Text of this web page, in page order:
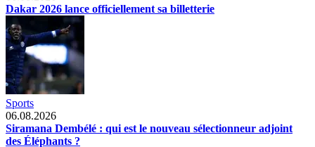
Dakar 2026 lance officiellement sa billetterie
Sports
06.08.2026
Siramana Dembélé : qui est le nouveau sélectionneur adjoint
des Éléphants ?